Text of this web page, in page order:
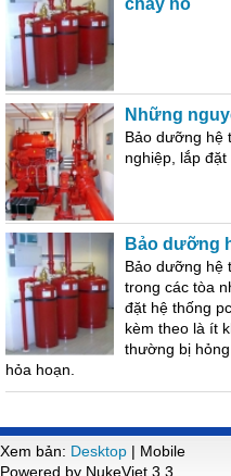
cháy nổ
Những
Bảo dưỡng hệ
nghiệp, lắp
Bảo dưỡng
Bảo dưỡng hệ
trong các tòa
đặt hệ thống
kèm theo là ít
thường bị
hỏa hoạn.
Xem bản: Desktop | Mobile
Powered by NukeViet 3.3.